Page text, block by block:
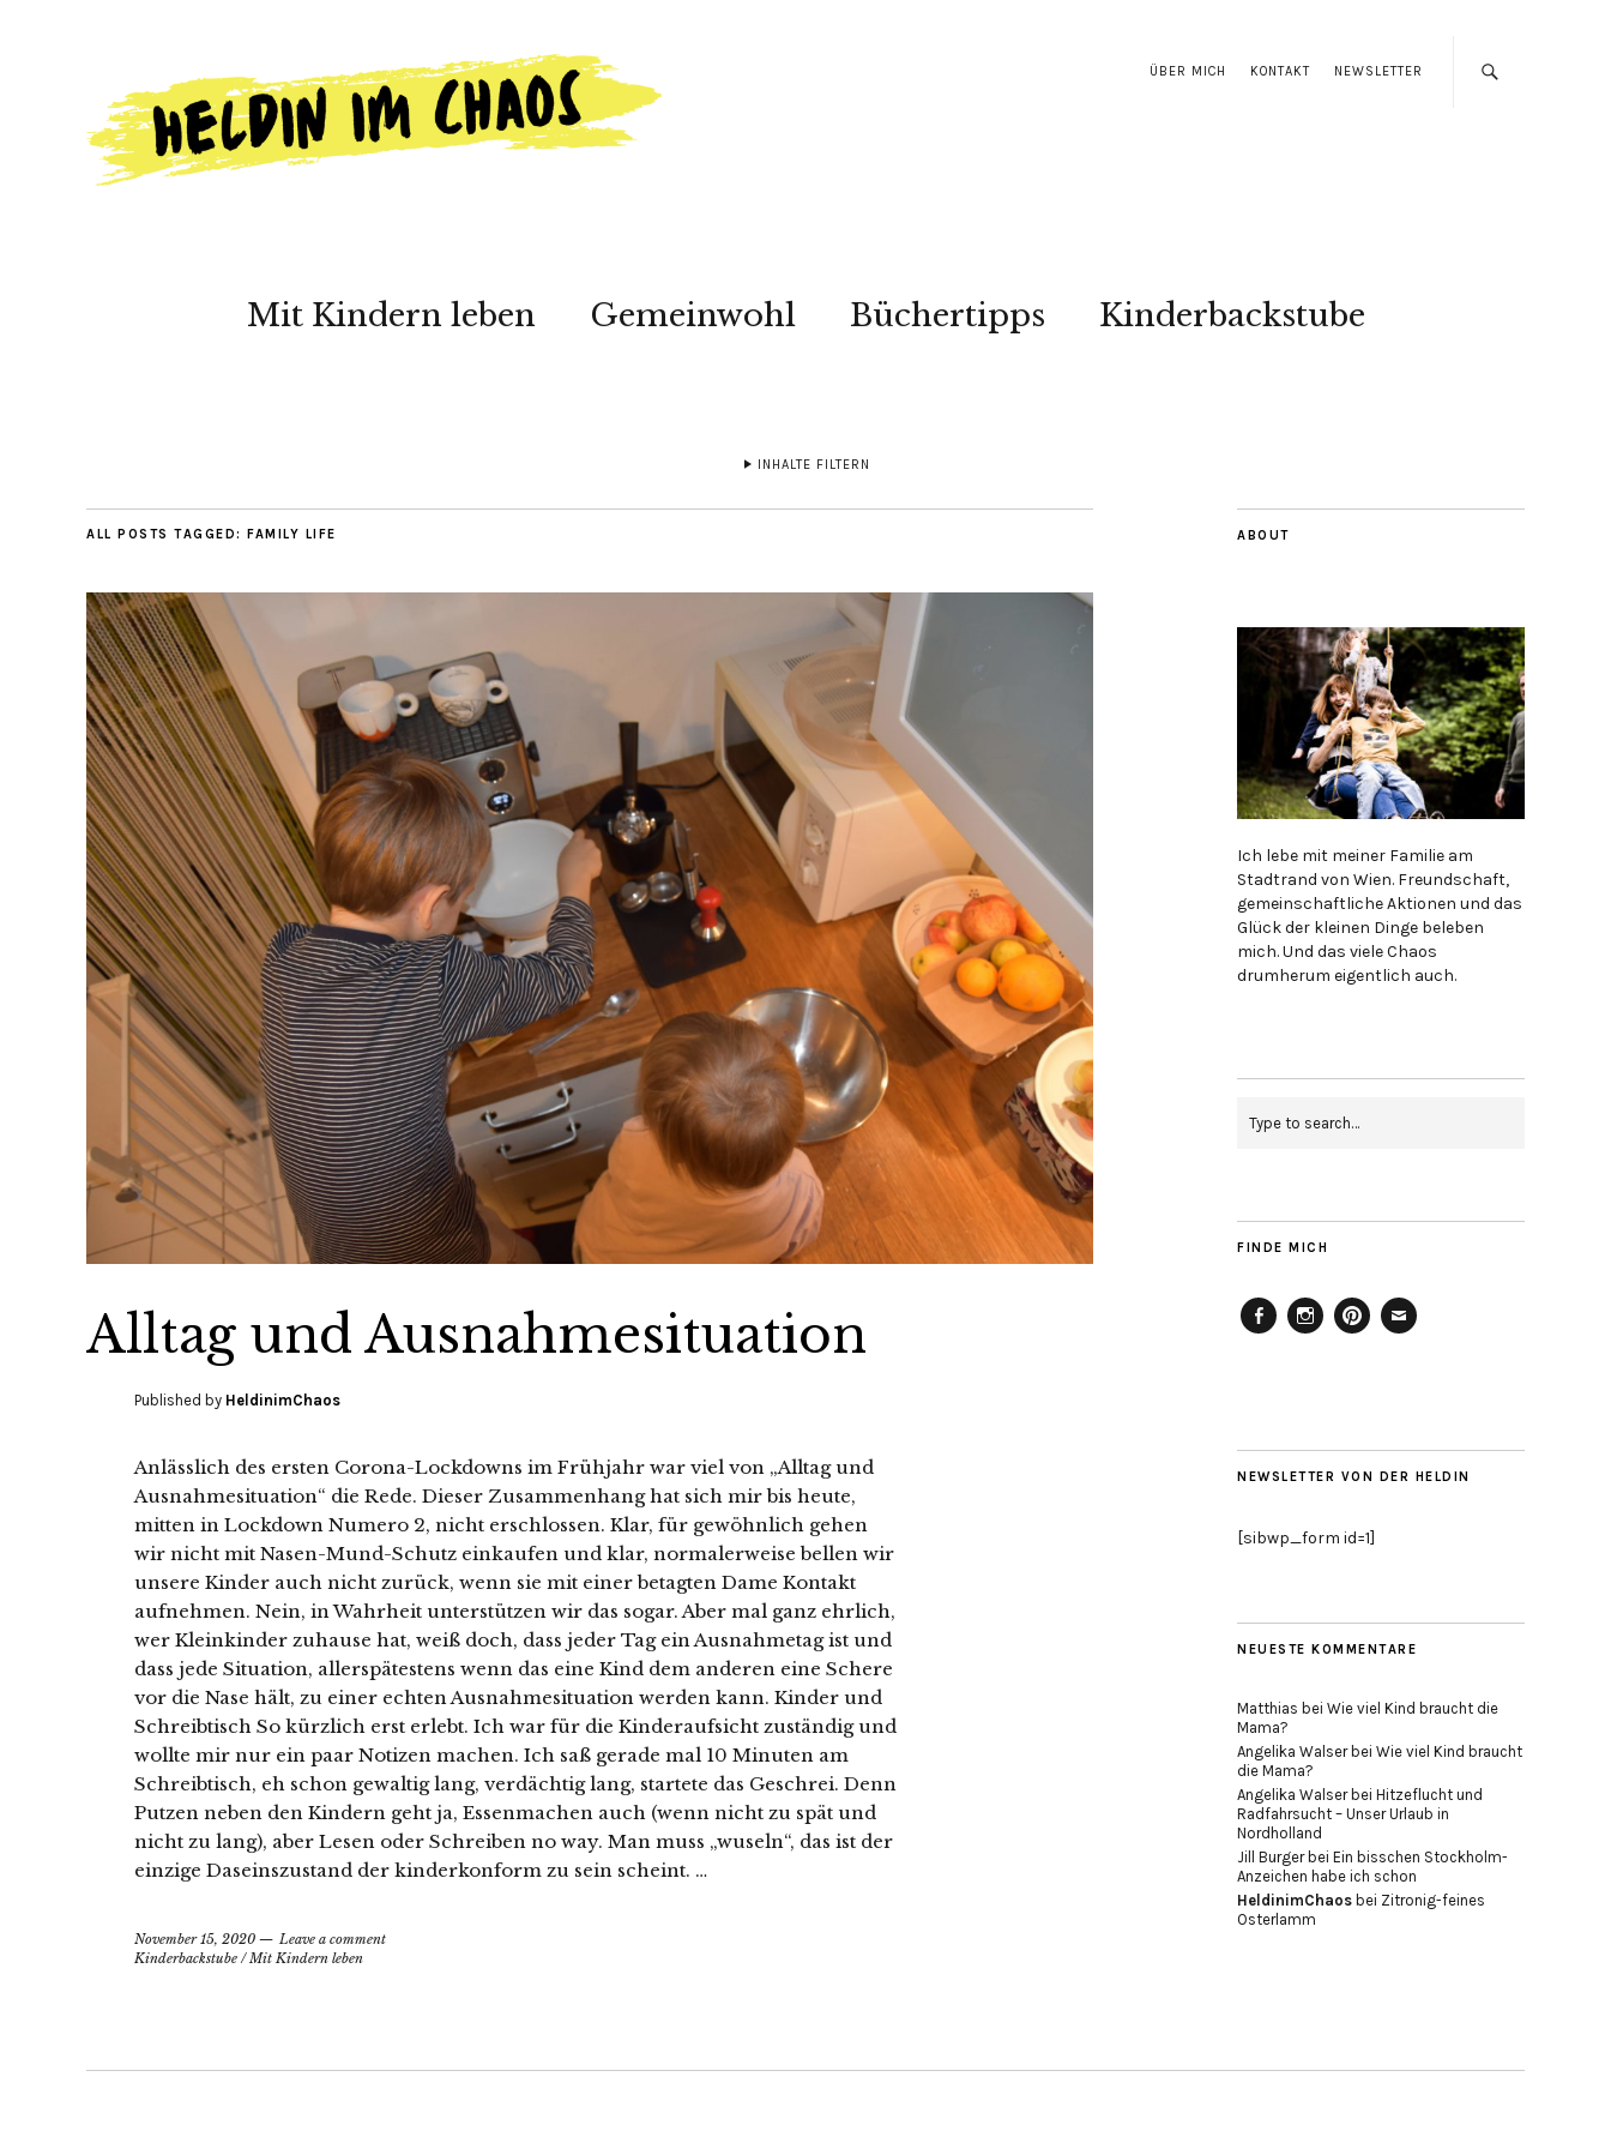
ÜBER MICH KONTAKT NEWSLETTER
Mit Kindern leben Gemeinwohl Büchertipps Kinderbackstube
INHALTE FILTERN
ALL POSTS TAGGED: FAMILY LIFE
Alltag und Ausnahmesituation
Published by HeldinimChaos
Anlässlich des ersten Corona-Lockdowns im Frühjahr war viel von „Alltag und
Ausnahmesituation“ die Rede. Dieser Zusammenhang hat sich mir bis heute,
mitten in Lockdown Numero 2, nicht erschlossen. Klar, für gewöhnlich gehen
wir nicht mit Nasen-Mund-Schutz einkaufen und klar, normalerweise bellen wir
unsere Kinder auch nicht zurück, wenn sie mit einer betagten Dame Kontakt
aufnehmen. Nein, in Wahrheit unterstützen wir das sogar. Aber mal ganz ehrlich,
wer Kleinkinder zuhause hat, weiß doch, dass jeder Tag ein Ausnahmetag ist und
dass jede Situation, allerspätestens wenn das eine Kind dem anderen eine Schere
vor die Nase hält, zu einer echten Ausnahmesituation werden kann. Kinder und
Schreibtisch So kürzlich erst erlebt. Ich war für die Kinderaufsicht zuständig und
wollte mir nur ein paar Notizen machen. Ich saß gerade mal 10 Minuten am
Schreibtisch, eh schon gewaltig lang, verdächtig lang, startete das Geschrei. Denn
Putzen neben den Kindern geht ja, Essenmachen auch (wenn nicht zu spät und
nicht zu lang), aber Lesen oder Schreiben no way. Man muss „wuseln“, das ist der
einzige Daseinszustand der kinderkonform zu sein scheint. …
November 15, 2020
Leave a comment
Kinderbackstube /Mit Kindern leben
ABOUT
Ich lebe mit meiner Familie am
Stadtrand von Wien. Freundschaft,
gemeinschaftliche Aktionen und das
Glück der kleinen Dinge beleben
mich. Und das viele Chaos
drumherum eigentlich auch.
FINDE MICH
NEWSLETTER VON DER HELDIN
[sibwp_form id=1]
NEUESTE KOMMENTARE
Matthias bei Wie viel Kind braucht die
Mama?
Angelika Walserbei Wie viel Kind braucht
die Mama?
Angelika Walserbei Hitzeflucht und
Radfahrsucht – Unser Urlaub in
Nordholland
Jill Burgerbei Ein bisschen Stockholm-
Anzeichen habe ich schon
HeldinimChaos bei Zitronig-feines
Osterlamm